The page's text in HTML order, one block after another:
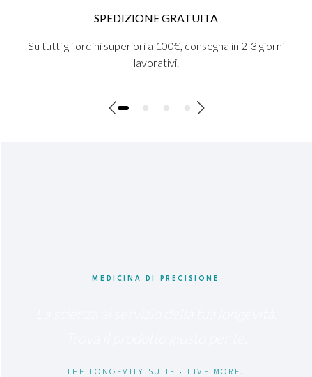
SPEDIZIONE GRATUITA
Su tutti gli ordini superiori a 100€, consegna in 2-3 giorni
lavorativi.
MEDICINA DI PRECISIONE
THE LONGEVITY SUITE · LIVE MORE.